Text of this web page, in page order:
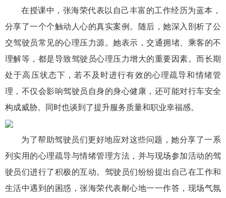
在授课中，张海荣代表以自己丰富的工作经历为蓝本，
分享了一个个触动人心的真实案例。随后，她深入剖析了公
交驾驶员常见的心理压力源。她表示，交通拥堵、乘客的不
理解等，都是导致驾驶员心理压力增大的重要因素。而长期
处于高压状态下，若不及时进行有效的心理疏导和情绪管
理，不仅会影响驾驶员自身的身心健康，还可能对行车安全
构成威胁。同时也谈到了提升服务质量和职业幸福感。
为了帮助驾驶员们更好地应对这些问题，她分享了一系
列实用的心理疏导与情绪管理方法，并与现场参加活动的驾
驶员们进行了积极的互动。驾驶员们纷纷提出自己在工作和
生活中遇到的困惑，张海荣代表耐心地一一作答，现场气氛